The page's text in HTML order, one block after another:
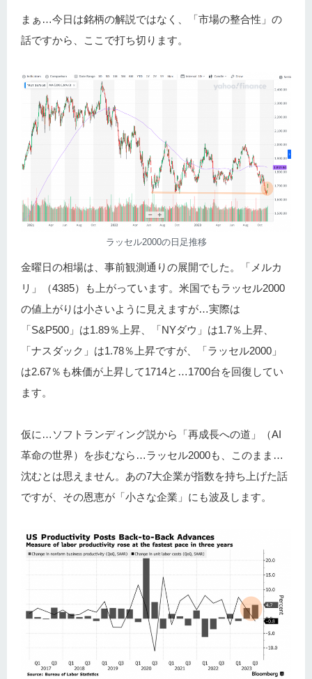
まぁ…今日は銘柄の解説ではなく、「市場の整合性」の
話ですから、ここで打ち切ります。
ラッセル2000の日足推移
金曜日の相場は、事前観測通りの展開でした。「メルカ
リ」（4385）も上がっています。米国でもラッセル2000
の値上がりは小さいように見えますが…実際は
「S&P500」は1.89％上昇、「NYダウ」は1.7％上昇、
「ナスダック」は1.78％上昇ですが、「ラッセル2000」
は2.67％も株価が上昇して1714と…1700台を回復してい
ます。
仮に…ソフトランディング説から「再成長への道」（AI
革命の世界）を歩むなら…ラッセル2000も、このまま…
沈むとは思えません。あの7大企業が指数を持ち上げた話
ですが、その恩恵が「小さな企業」にも波及します。